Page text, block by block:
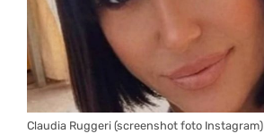
Claudia Ruggeri (screenshot foto Instagram)